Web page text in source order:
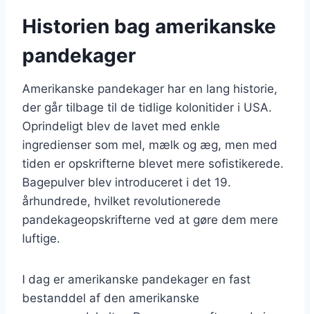
Historien bag amerikanske
pandekager
Amerikanske pandekager har en lang historie,
der går tilbage til de tidlige kolonitider i USA.
Oprindeligt blev de lavet med enkle
ingredienser som mel, mælk og æg, men med
tiden er opskrifterne blevet mere sofistikerede.
Bagepulver blev introduceret i det 19.
århundrede, hvilket revolutionerede
pandekageopskrifterne ved at gøre dem mere
luftige.
I dag er amerikanske pandekager en fast
bestanddel af den amerikanske